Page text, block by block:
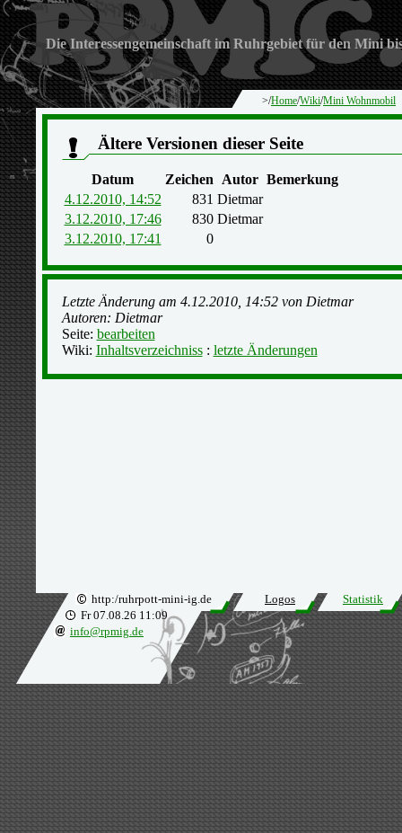
Die Interessengemeinschaft im Ruhrgebiet für den Mini
>/Home/Wiki/Mini Wohnmobil
Ältere Versionen dieser Seite
Datum Zeichen Autor Bemerkung
4.12.2010, 14:52
831 Dietmar
3.12.2010, 17:46
830 Dietmar
3.12.2010, 17:41
0
Letzte Änderung am 4.12.2010, 14:52 von Dietmar
Autoren: Dietmar
Seite: bearbeiten
Wiki: Inhaltsverzeichniss: letzte Änderungen
http:/ruhrpott-mini-ig.de Logos
Statistik
Fr 07.08.26 11:09
info@rpmig.de